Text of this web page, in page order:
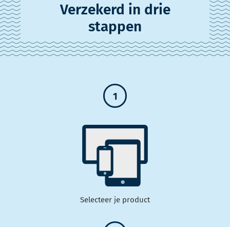
Verzekerd in drie
stappen
1
Selecteer je product